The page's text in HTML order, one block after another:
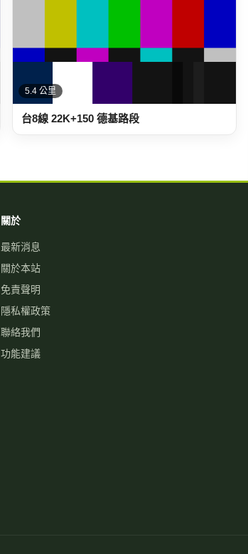
5.4 公里
台8線 22K+150 德基路段
關於
最新消息
關於本站
免責聲明
隱私權政策
聯絡我們
功能建議